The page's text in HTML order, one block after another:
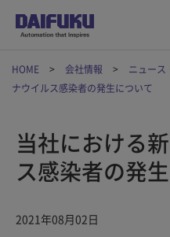
HOME 会社情報 ニュース
ナウイルス感染者の発生について
当社における
ス感染者の発
2021年08月02日